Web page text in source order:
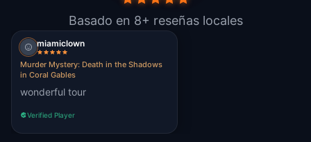
Basado en 8+ reseñas locales
miamiclown
Murder Mystery: Death in the Shadows
in Coral Gables
wonderful tour
Verified Player